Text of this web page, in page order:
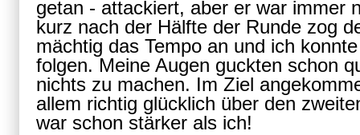
getan - attackiert, aber er war immer
kurz nach der Hälfte der Runde zog
mächtig das Tempo an und ich
folgen. Meine Augen guckten schon
nichts zu machen. Im Ziel
allem richtig glücklich über den
war schon stärker als ich!